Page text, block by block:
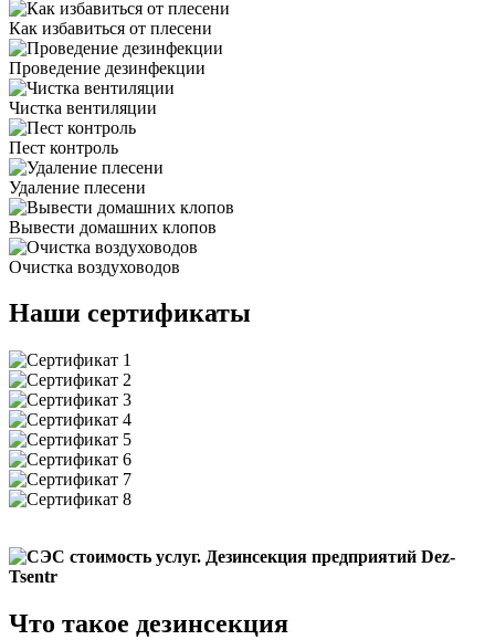
Как избавиться от плесени
Проведение дезинфекции
Чистка вентиляции
Пест контроль
Удаление плесени
Вывести домашних клопов
Очистка воздуховодов
Наши сертификаты
Что такое дезинсекция